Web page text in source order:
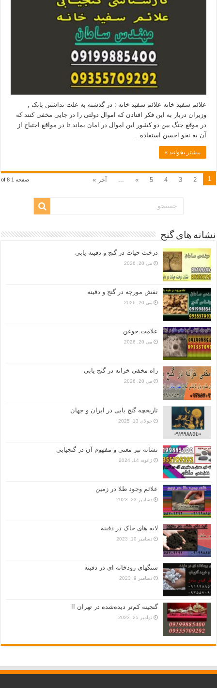
علائم سفید خانه علائم سفید خانه : در گذشته به علت نداشتن بانک ,
وزیران دربار به این فکر افتادن که اموال دولتی را در جایی مخفی کنند که
در موقع جنگ بین دو کشور این اموال در امان بماند تا در مواقع احتیاج از
آن به نحو احسن استفاده …
بیشتر بخوانید »
صفحه 1 of 8 1
2
3
4
5
» آخر »
نشانه های گنج
درخت حیات در گنج و دفینه یابی
می 20, 2026
نقش مورچه در گنج و دفینه
می 20, 2026
علامت جوغن
می 20, 2026
راه مخفی خزانه در گنج یابی
می 20, 2026
تاریخچه گنج‌ یابی در ایران و جهان
جولای 13, 2025
نشانه تبر معنی و مفهوم آن در گنجیابی
ژانویه 14, 2024
علائم وجود طلا در زمین
دسامبر 23, 2023
لایه های خاک در دفینه
دسامبر 10, 2023
سنگهای رودخانه ای در دفینه
دسامبر 9, 2023
گنجینه کم‌تر دیده‌شده در تهران !!
نوامبر 25, 2023